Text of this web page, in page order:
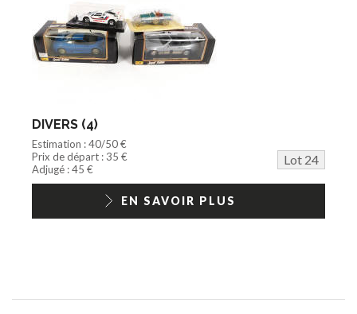
DIVERS (4)
Estimation : 40/50 €
Prix de départ : 35 €
Lot 24
Adjugé : 45 €
EN SAVOIR PLUS